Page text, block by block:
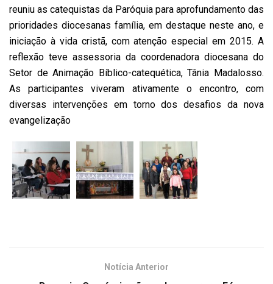
reuniu as catequistas da Paróquia para aprofundamento das
prioridades diocesanas família, em destaque neste ano, e
iniciação à vida cristã, com atenção especial em 2015. A
reflexão teve assessoria da coordenadora diocesana do
Setor de Animação Bíblico-catequética, Tânia Madalosso.
As participantes viveram ativamente o encontro, com
diversas intervenções em torno dos desafios da nova
evangelização
Notícia Anterior